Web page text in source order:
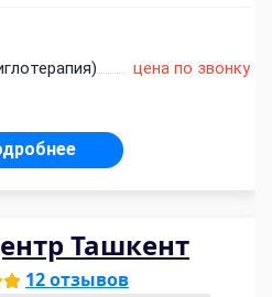
цена по звонку
Ташкент
12 отзывов